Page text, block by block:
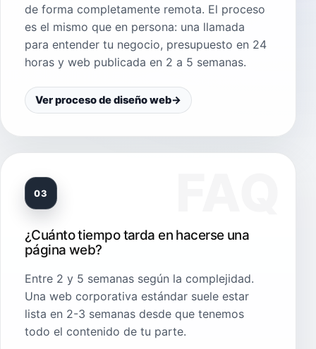
de forma completamente remota. El proceso
es el mismo que en persona: una llamada
para entender tu negocio, presupuesto en 24
horas y web publicada en 2 a 5 semanas.
Ver proceso de diseño web→
03
¿Cuánto tiempo tarda en hacerse una
página web?
Entre 2 y 5 semanas según la complejidad.
Una web corporativa estándar suele estar
lista en 2-3 semanas desde que tenemos
todo el contenido de tu parte.